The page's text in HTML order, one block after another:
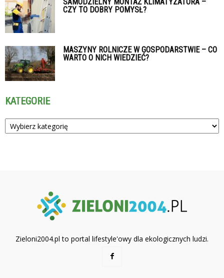
CZY TO DOBRY POMYSŁ?
MASZYNY ROLNICZE W GOSPODARSTWIE – CO
WARTO O NICH WIEDZIEĆ?
KATEGORIE
Kategorie
Zieloni2004.pl to portal lifestyle'owy dla ekologicznych ludzi.